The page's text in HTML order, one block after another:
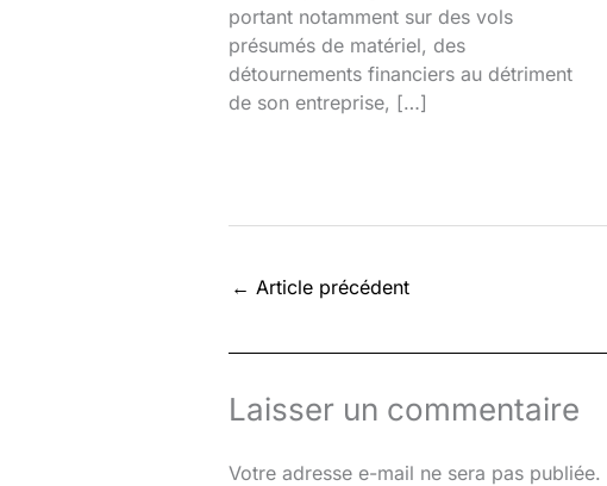
portant notamment sur des vols
présumés de matériel, des
détournements financiers au détriment
de son entreprise, […]
← Article précédent
Laisser un commentaire
Votre adresse e-mail ne sera pas publiée.